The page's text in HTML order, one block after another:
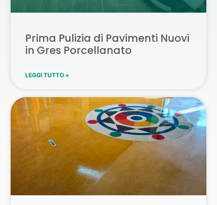
Prima Pulizia di Pavimenti Nuovi
in Gres Porcellanato
LEGGI TUTTO »